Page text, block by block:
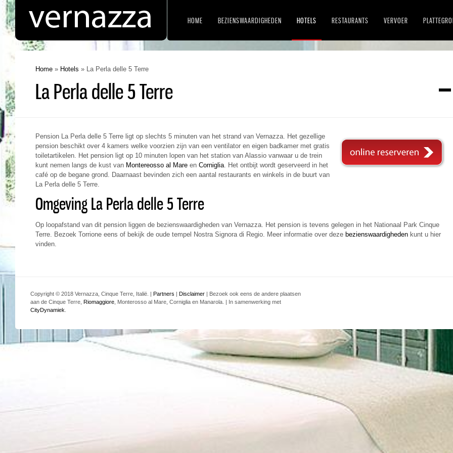
HOME BEZIENSWAARDIGHEDEN HOTELS RESTAURANTS VERVOER
Home » Hotels » La Perla delle 5 Terre
La Perla delle 5 Terre
Pension La Perla delle 5 Terre ligt op slechts 5 minuten van het strand van Vernazza. Het gezellige
pension beschikt over 4 kamers welke voorzien zijn van een ventilator en eigen badkamer met gratis
toiletartikelen. Het pension ligt op 10 minuten lopen van het station van Alassio vanwaar u de trein
kunt nemen langs de kust van Montereosso al Mare en Corniglia . Het ontbijt wordt geserveerd in het
café op de begane grond. Daarnaast bevinden zich een aantal restaurants en winkels in de buurt van
La Perla delle 5 Terre.
Omgeving La Perla delle 5 Terre
Op loopafstand van dit pension liggen de bezienswaardigheden van Vernazza. Het pension is tevens gelegen in het Nationaal Park Cinque
Terre. Bezoek Torrione eens of bekijk de oude tempel Nostra Signora di Regio. Meer informatie over deze bezienswaardigheden kunt u hier
vinden.
Copyright © 2018 Vernazza, Cinque Terre, Italië. | Partners | Disclaimer | Bezoek ook eens de andere plaatsen
aan de Cinque Terre, Riomaggiore , Monterosso al Mare, Corniglia en Manarola. | In samenwerking met
CityDynamiek